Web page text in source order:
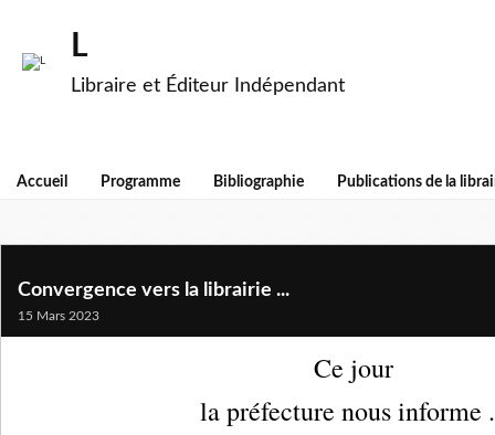
L
Libraire et Éditeur Indépendant
Accueil Programme Bibliographie Publications de la
Convergence vers la librairie ...
15 Mars 2023
Ce jour
la préfecture nous informe